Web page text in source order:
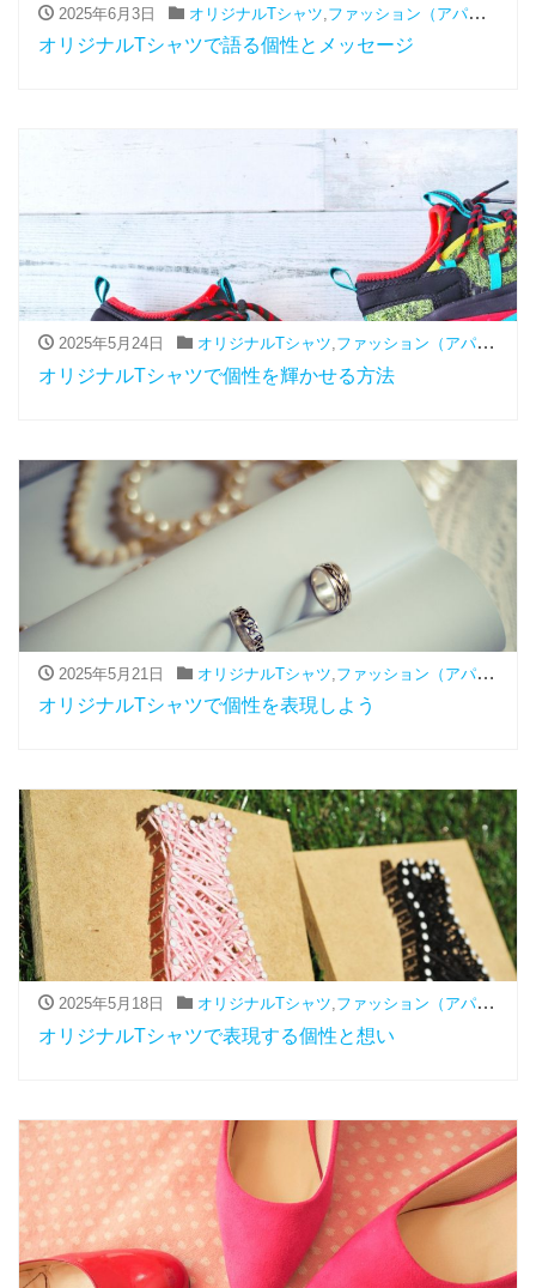
2025年6月3日 オリジナルTシャツ ファッション（アパレル関連）
オリジナルTシャツで語る個性とメッセージ
2025年5月24日 オリジナルTシャツ,ファッション（アパレル関連）
オリジナルTシャツで個性を輝かせる方法
2025年5月21日 オリジナルTシャツ ファッション（アパレル関連）
オリジナルTシャツで個性を表現しよう
2025年5月18日 オリジナルTシャツ,ファッション（アパレル関連）
オリジナルTシャツで表現する個性と想い